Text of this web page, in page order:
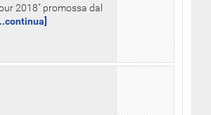
2018" promossa dal